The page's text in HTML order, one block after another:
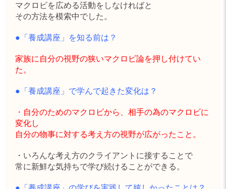
マクロビを広める活動をしなければと
その方法を模索中でした。
●「養成講座」を知る前は？
家族に自分の視野の狭いマクロビ論を押し付けてい
た。
●「養成講座」で学んで起きた変化は？
・自分のためのマクロビから、相手の為のマクロビに
変化し
自分の物事に対する考え方の視野が広がったこと。
・いろんな考え方のクライアントに接することで
常に新鮮な気持ちで学び続けることができる。